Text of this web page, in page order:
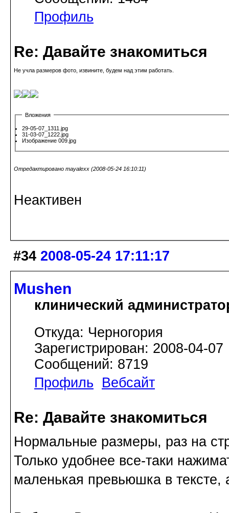
Профиль
Re: Давайте знакомиться
Не учла размеров фото, извините, будем над этим работать.
Вложения
29-05-07_1311.jpg
31-03-07_1222.jpg
Изображение 009.jpg
Отредактировано mayalexx (2008-05-24 16:10:11)
Неактивен
#34 2008-05-24 17:11:17
Mushen
клинический
Откуда: Черногория
Зарегистрирован: 2008-04-07
Сообщений: 8719
Профиль
Вебсайт
Re: Давайте знакомиться
Нормальные размеры, раз на
Только удобнее все-таки
маленькая превьюшка в тексте,